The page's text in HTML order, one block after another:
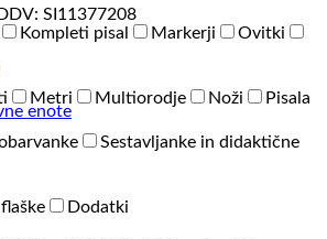
SI11377208
enote
Kompleti pisal Markerji
Ovitki
Metri Multiorodje Noži
Pisala
Sestavljanke in didaktične
Dodatki